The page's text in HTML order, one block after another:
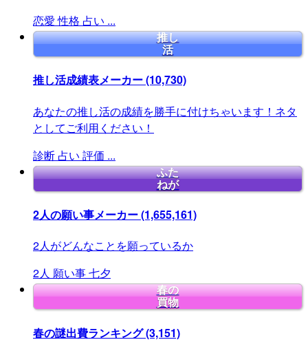
恋愛 性格 占い ...
推し
活
推し活成績表メーカー(10,730)
あなたの推し活の成績を勝手に付けちゃいます！ネタ
としてご利用ください！
診断 占い 評価 ...
ふた
ねが
2人の願い事メーカー(1,655,161)
2人がどんなことを願っているか
2人 願い事七夕
春の
買物
春の謎出費ランキング(3,151)